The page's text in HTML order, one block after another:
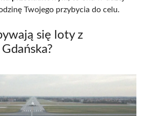
Twojego przybycia do celu.
się loty z